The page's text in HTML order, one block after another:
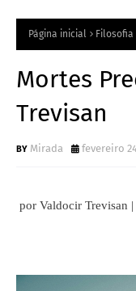
Página inicial Filosofia
Mortes
Trevisan
Mirada fevereiro
por Valdocir Trevisan |